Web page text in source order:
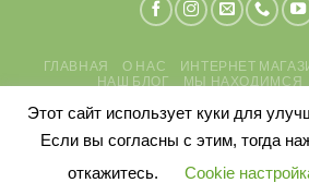
ГЛАВНАЯ О НАС ИНТЕРНЕТ
НАШ БЛОГ
МЫ НАХОДИМСЯ
ПЕРСОНАЛЬНЫЕ
2026 ©Asian Spicy
Этот сайт использует куки для
Если вы согласны с этим, тогда
откажитесь.
Cookie